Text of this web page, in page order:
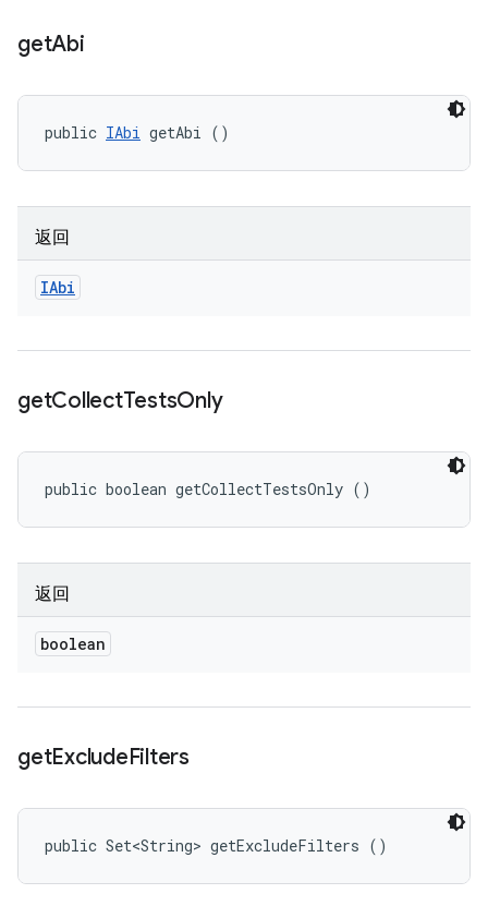
getAbi
public IAbi getAbi ()
返回
IAbi
getCollectTestsOnly
public boolean getCollectTestsOnly ()
返回
boolean
getExcludeFilters
public Set<String> getExcludeFilters ()